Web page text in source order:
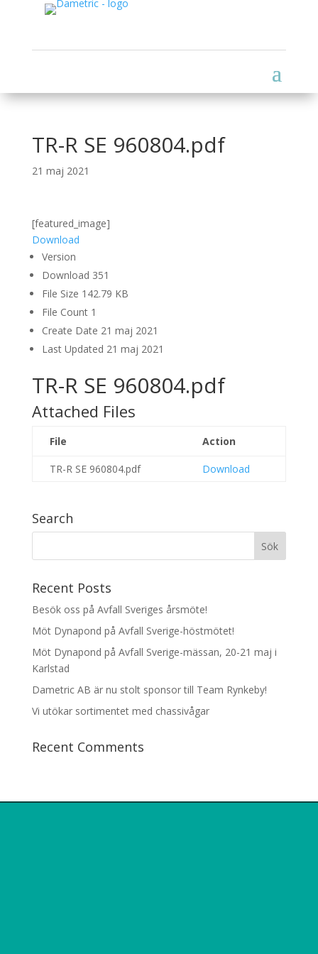
TR-R SE 960804.pdf
21 maj 2021
[featured_image]
Download
Version
Download 351
File Size 142.79 KB
File Count 1
Create Date 21 maj 2021
Last Updated 21 maj 2021
TR-R SE 960804.pdf
Attached Files
File Action
TR-R SE 960804.pdf Download
Search
Recent Posts
Besök oss på Avfall Sveriges årsmöte!
Möt Dynapond på Avfall Sverige-höstmötet!
Möt Dynapond på Avfall Sverige-mässan, 20-21 maj i
Karlstad
Dametric AB är nu stolt sponsor till Team Rynkeby!
Vi utökar sortimentet med chassivågar
Recent Comments